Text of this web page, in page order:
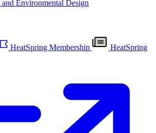
Environmental Design
HeatSpring Membership
HeatSpring